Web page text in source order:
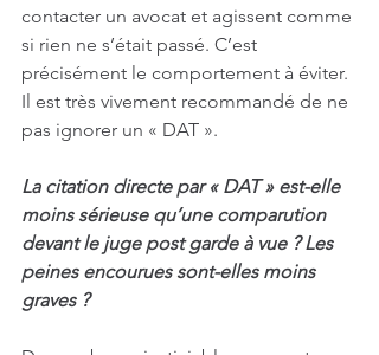
contacter un avocat et agissent comme
si rien ne s’était passé. C’est
précisément le comportement à éviter.
Il est très vivement recommandé de ne
pas ignorer un « DAT ».
La citation directe par « DAT » est-elle
moins sérieuse qu’une comparution
devant le juge post garde à vue ? Les
peines encourues sont-elles moins
graves ?